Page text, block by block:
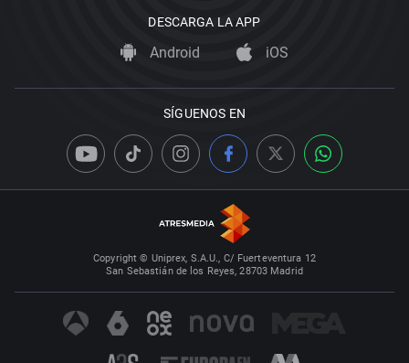
DESCARGA LA APP
Android iOS
SÍGUENOS EN
Copyright © Uniprex, S.A.U., C/ Fuerteventura 12
San Sebastián de los Reyes, 28703 Madrid